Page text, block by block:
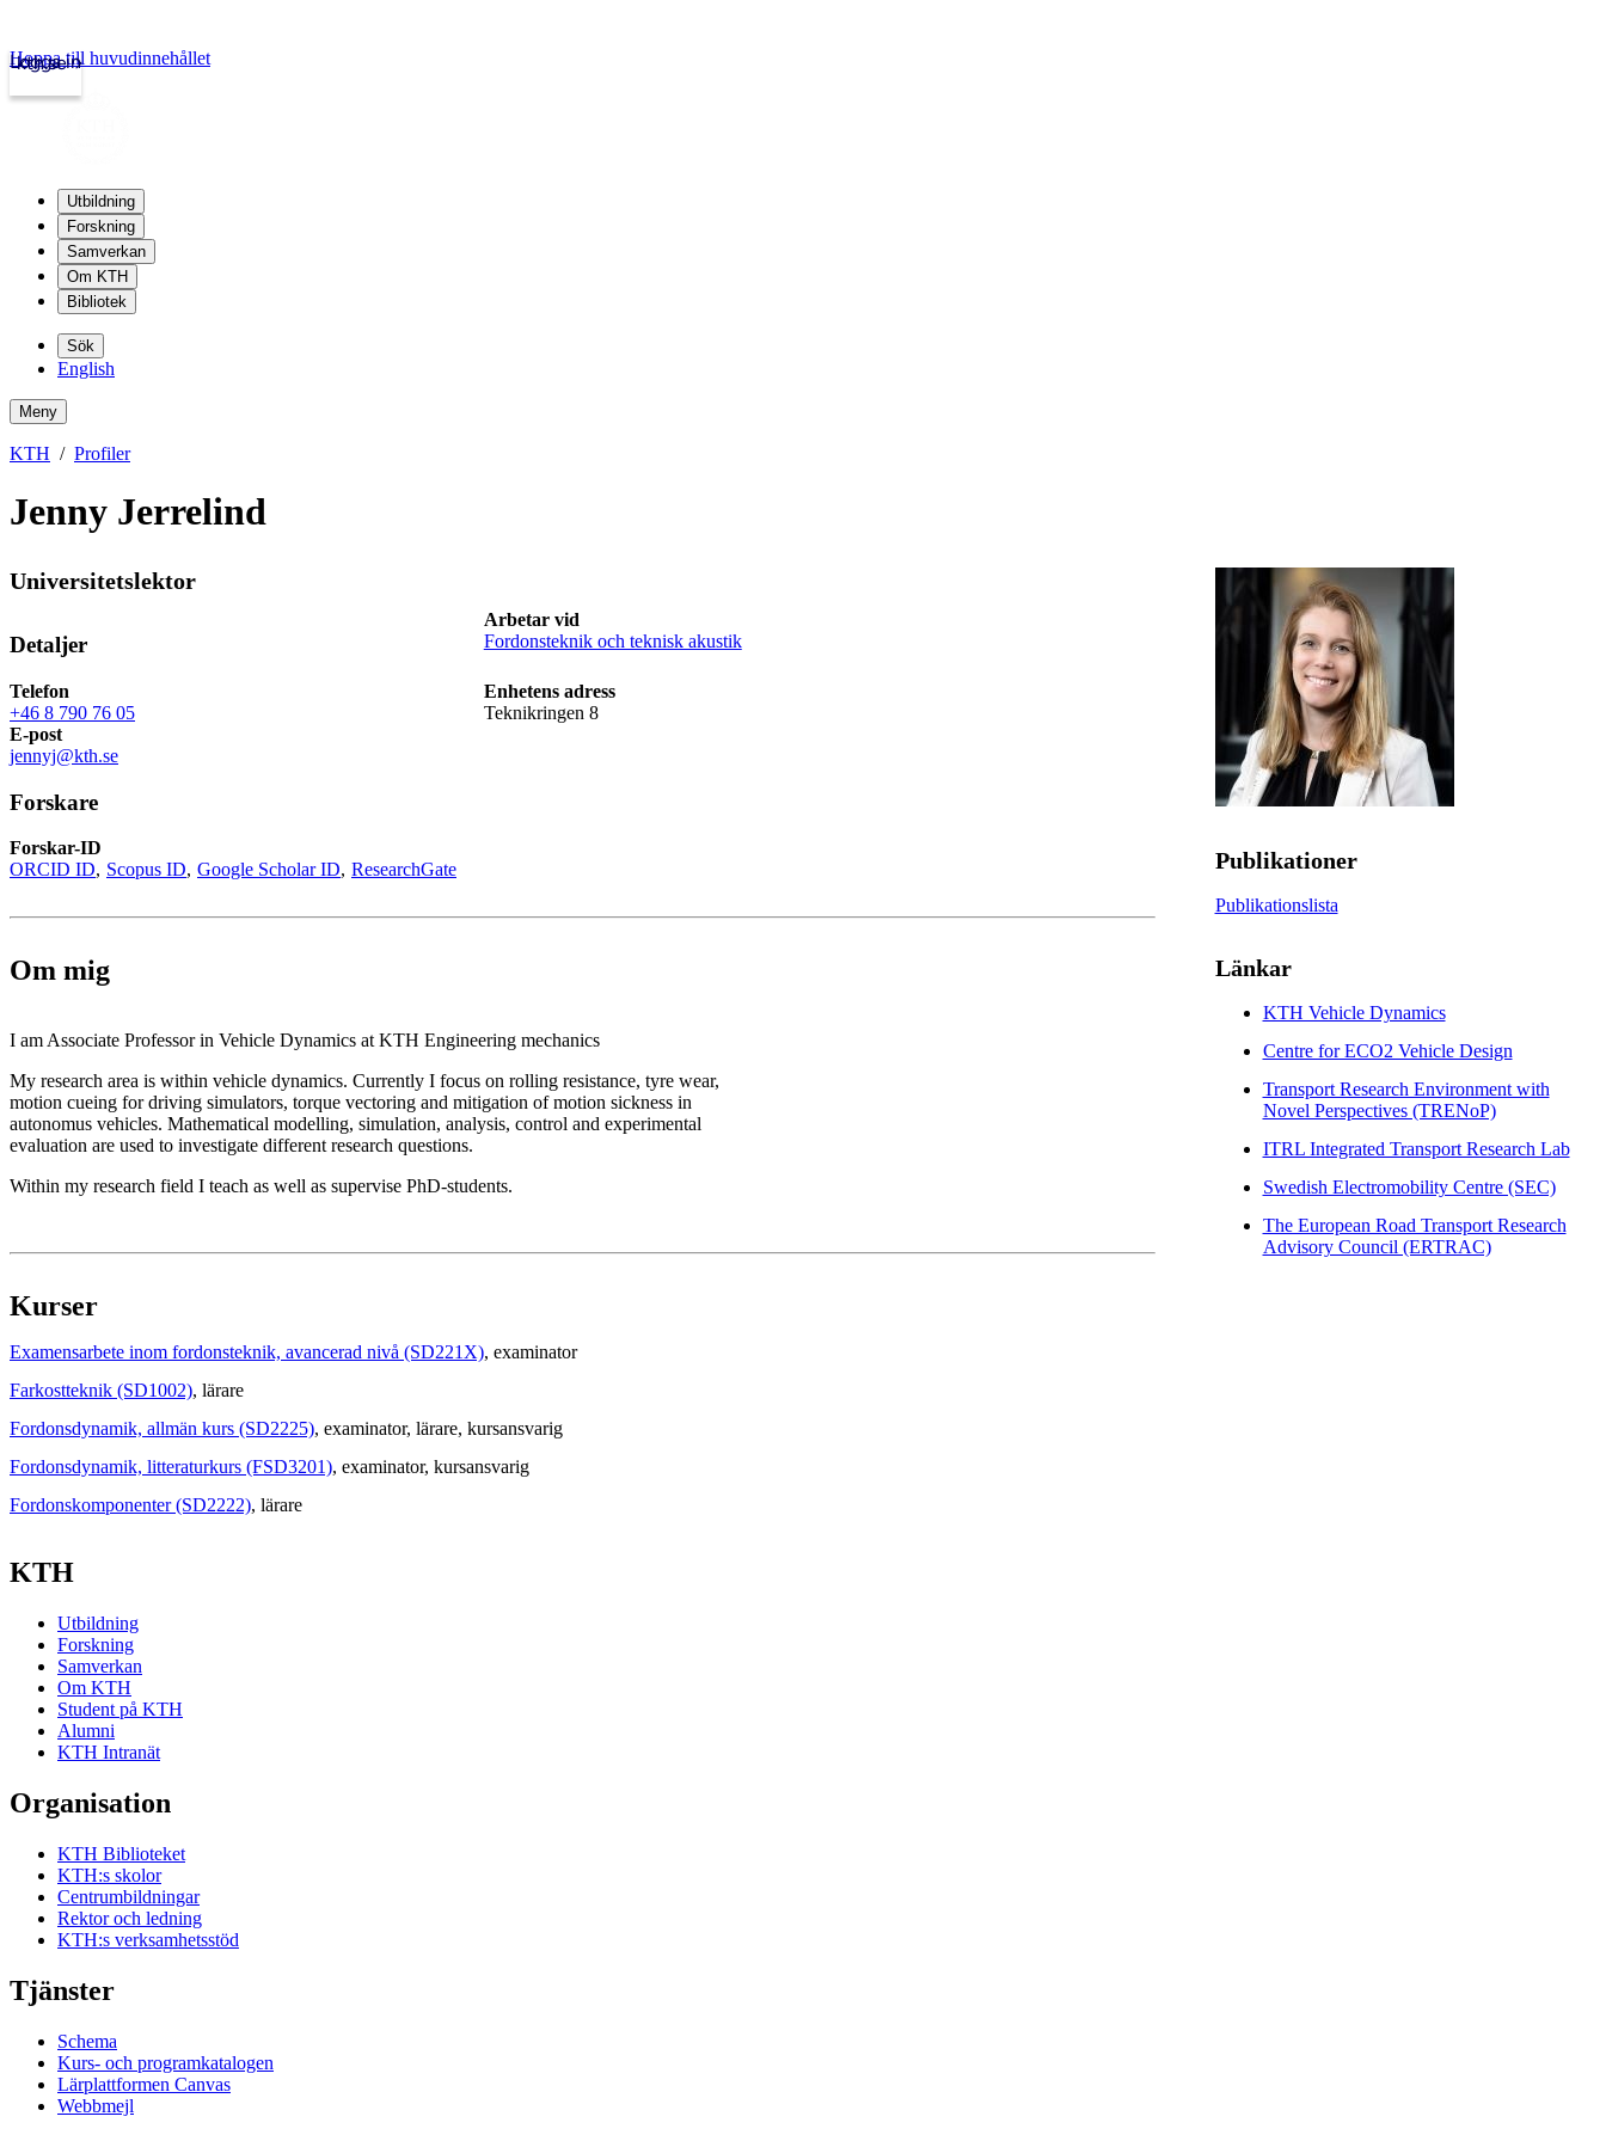
kth.se
Logga in
Hoppa till huvudinnehållet
Utbildning
Forskning
Samverkan
Om KTH
Bibliotek
Sök
English
Meny
KTH Profiler
Jenny Jerrelind
Universitetslektor
Detaljer
Arbetar vid
Fordonsteknik och teknisk akustik
Telefon
+46 8 790 76 05
Enhetens adress
Teknikringen 8
E-post
jennyj@kth.se
Forskare
Forskar-ID
ORCID ID
Scopus ID Google Scholar ID ResearchGate
Om mig
I am Associate Professor in Vehicle Dynamics at KTH Engineering mechanics
My research area is within vehicle dynamics. Currently I focus on rolling resistance, tyre wear,
motion cueing for driving simulators, torque vectoring and mitigation of motion sickness in
autonomus vehicles. Mathematical modelling, simulation, analysis, control and experimental
evaluation are used to investigate different research questions.
Within my research field I teach as well as supervise PhD-students.
Kurser
Examensarbete inom fordonsteknik, avancerad nivå (SD221X), examinator
Farkostteknik (SD1002), lärare
Fordonsdynamik, allmän kurs (SD2225), examinator, lärare, kursansvarig
Fordonsdynamik, litteraturkurs (FSD3201), examinator, kursansvarig
Fordonskomponenter (SD2222), lärare
Publikationer
Publikationslista
Länkar
KTH Vehicle Dynamics
Centre for ECO2 Vehicle Design
Transport Research Environment with
Novel Perspectives (TRENoP)
ITRL Integrated Transport Research Lab
Swedish Electromobility Centre (SEC)
The European Road Transport Research
Advisory Council (ERTRAC)
KTH
Utbildning
Forskning
Samverkan
Om KTH
Student på KTH
Alumni
KTH Intranät
Organisation
KTH Biblioteket
KTH:s skolor
Centrumbildningar
Rektor och ledning
KTH:s verksamhetsstöd
Tjänster
Schema
Kurs- och programkatalogen
Lärplattformen Canvas
Webbmejl